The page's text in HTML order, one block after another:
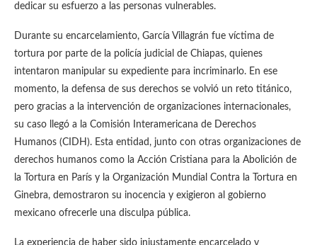
dedicar su esfuerzo a las personas vulnerables.
Durante su encarcelamiento, García Villagrán fue víctima de
tortura por parte de la policía judicial de Chiapas, quienes
intentaron manipular su expediente para incriminarlo. En ese
momento, la defensa de sus derechos se volvió un reto titánico,
pero gracias a la intervención de organizaciones internacionales,
su caso llegó a la Comisión Interamericana de Derechos
Humanos (CIDH). Esta entidad, junto con otras organizaciones de
derechos humanos como la Acción Cristiana para la Abolición de
la Tortura en París y la Organización Mundial Contra la Tortura en
Ginebra, demostraron su inocencia y exigieron al gobierno
mexicano ofrecerle una disculpa pública.
La experiencia de haber sido injustamente encarcelado y